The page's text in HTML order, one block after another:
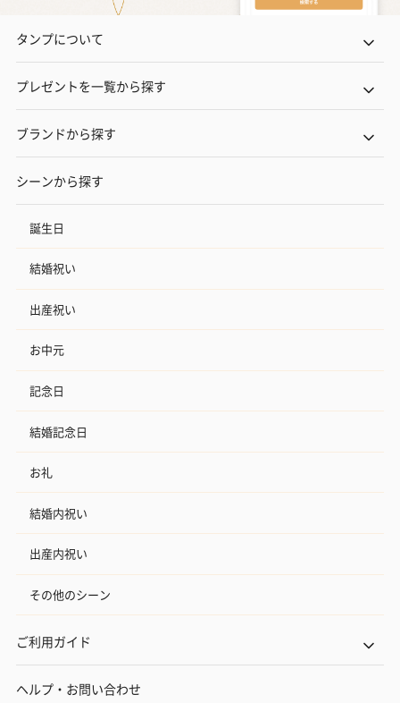
タンプについて
プレゼントを一覧から探す
ブランドから探す
シーンから探す
誕生日
結婚祝い
出産祝い
お中元
記念日
結婚記念日
お礼
結婚内祝い
出産内祝い
その他のシーン
ご利用ガイド
ヘルプ・お問い合わせ